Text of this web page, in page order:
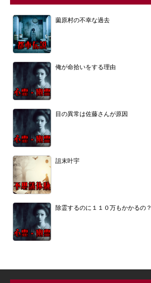
薗原村の不幸な過去
俺が命拾いをする理由
目の異常は佐藤さんが原因
詛末叶宇
除霊するのに１１０万もかかるの？